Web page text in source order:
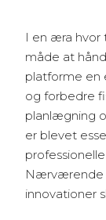
I en æra
måde at
platforme en
og forbedre
planlægning
er blevet
Nærværende
innovationer